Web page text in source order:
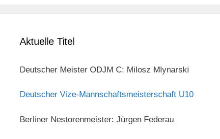
Aktuelle Titel
Deutscher Meister ODJM C: Milosz Mlynarski
Deutscher Vize-Mannschaftsmeisterschaft U10
Berliner Nestorenmeister: Jürgen Federau